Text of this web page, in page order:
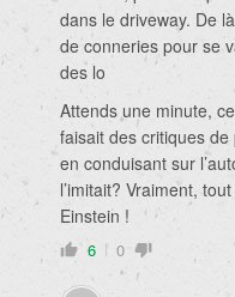
dans le driveway. De
de conneries pour se
des lo
Attends une minute,
faisait des critiques
en conduisant sur
l’imitait? Vraiment,
Einstein !
6 0